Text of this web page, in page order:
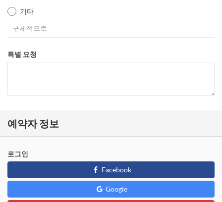
기타
특별 요청
예약자 정보
로그인
Facebook
Google